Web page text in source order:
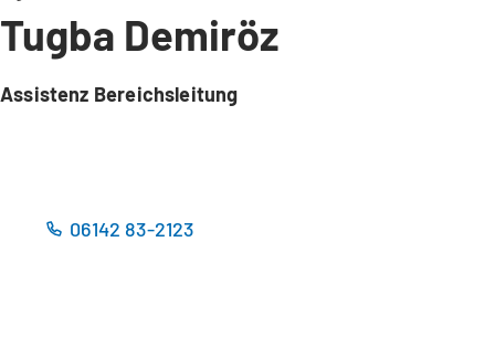
Tugba Demiröz
Assistenz Bereichsleitung
06142 83-2123